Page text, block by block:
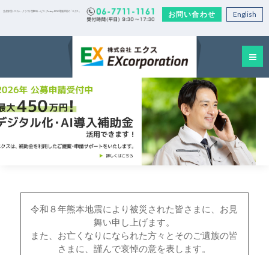
お問い合わせ English
生産管理システム・クラウド型EDIサービス｜Factory-ONE 電脳工場の「エクス」
令和８年熊本地震により被災された皆さまに、お見
舞い申し上げます。
また、お亡くなりになられた方々とそのご遺族の皆
さまに、謹んで哀悼の意を表します。